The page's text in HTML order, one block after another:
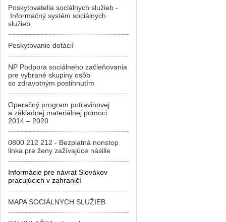
Poskytovatelia sociálnych služieb -
Informačný systém sociálnych
služieb
Poskytovanie dotácií
NP Podpora sociálneho začleňovania
pre vybrané skupiny osôb
so zdravotným postihnutím
Operačný program potravinovej
a základnej materiálnej pomoci
2014 – 2020
0800 212 212 - Bezplatná nonstop
linka pre ženy zažívajúce násilie
Informácie pre návrat Slovákov
pracujúcich v zahraničí
MAPA SOCIÁLNYCH SLUŽIEB